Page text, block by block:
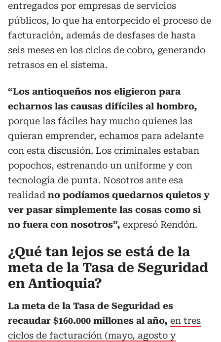
entregados por empresas de servicios
públicos, lo que ha entorpecido el proceso de
facturación, además de desfases de hasta
seis meses en los ciclos de cobro, generando
retrasos en el sistema.
“Los antioqueños nos eligieron para
echarnos las causas difíciles al hombro,
porque las fáciles hay mucho quienes las
quieran emprender, echamos para adelante
con esta discusión. Los criminales estaban
popochos, estrenando un uniforme y con
tecnología de punta. Nosotros ante esa
realidad no podíamos quedarnos quietos y
ver pasar simplemente las cosas como si
no fuera con nosotros”, expresó Rendón.
¿Qué tan lejos se está de la
meta de la Tasa de Seguridad
en Antioquia?
La meta de la Tasa de Seguridad es
recaudar $160.000 millones al año, en tres
ciclos de facturación (mayo, agosto y